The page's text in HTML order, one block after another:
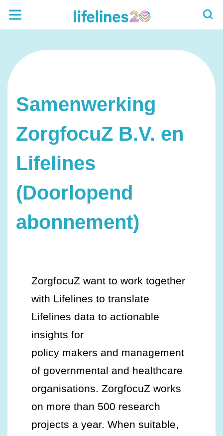
Samenwerking
ZorgfocuZ B.V. en
Lifelines
(Doorlopend
abonnement)
ZorgfocuZ want to work together
with Lifelines to translate
Lifelines data to actionable
insights for
policy makers and management
of governmental and healthcare
organisations. ZorgfocuZ works
on more than 500 research
projects a year. When suitable,